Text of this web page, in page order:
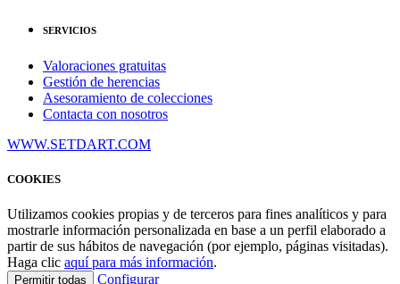
SERVICIOS
Valoraciones gratuitas
Gestión de herencias
Asesoramiento de colecciones
Contacta con nosotros
WWW.SETDART.COM
COOKIES
Utilizamos cookies propias y de terceros para fines analíticos y para
mostrarle información personalizada en base a un perfil elaborado a
partir de sus hábitos de navegación (por ejemplo, páginas visitadas).
Haga clic aquí para más información.
Permitir todas Configurar